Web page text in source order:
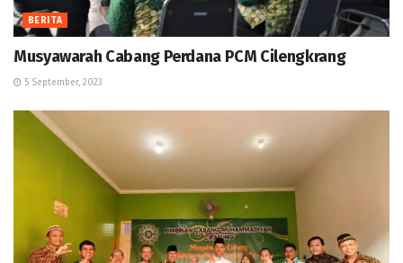
BERITA
Musyawarah Cabang Perdana PCM Cilengkrang
5 September, 2023